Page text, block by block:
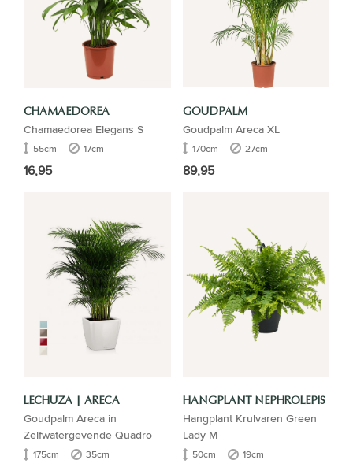
CHAMAEDOREA
Chamaedorea Elegans S
55cm 17cm
16,95
GOUDPALM
Goudpalm Areca XL
170cm 27cm
89,95
LECHUZA | ARECA
Goudpalm Areca in
Zelfwatergevende Quadro
175cm 35cm
HANGPLANT NEPHROLEPIS
Hangplant Krulvaren Green
Lady M
50cm 19cm